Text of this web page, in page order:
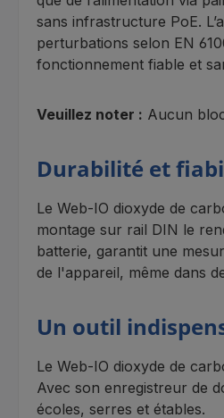
sans infrastructure PoE.
perturbations selon EN
fonctionnement fiable et
Veuillez noter : Aucun
Durabilité et
Le Web-IO dioxyde de
montage sur rail DIN le
batterie, garantit une
de l'appareil, même dans
Un outil
Le Web-IO dioxyde de
Avec son enregistreur de
écoles, serres et étables.